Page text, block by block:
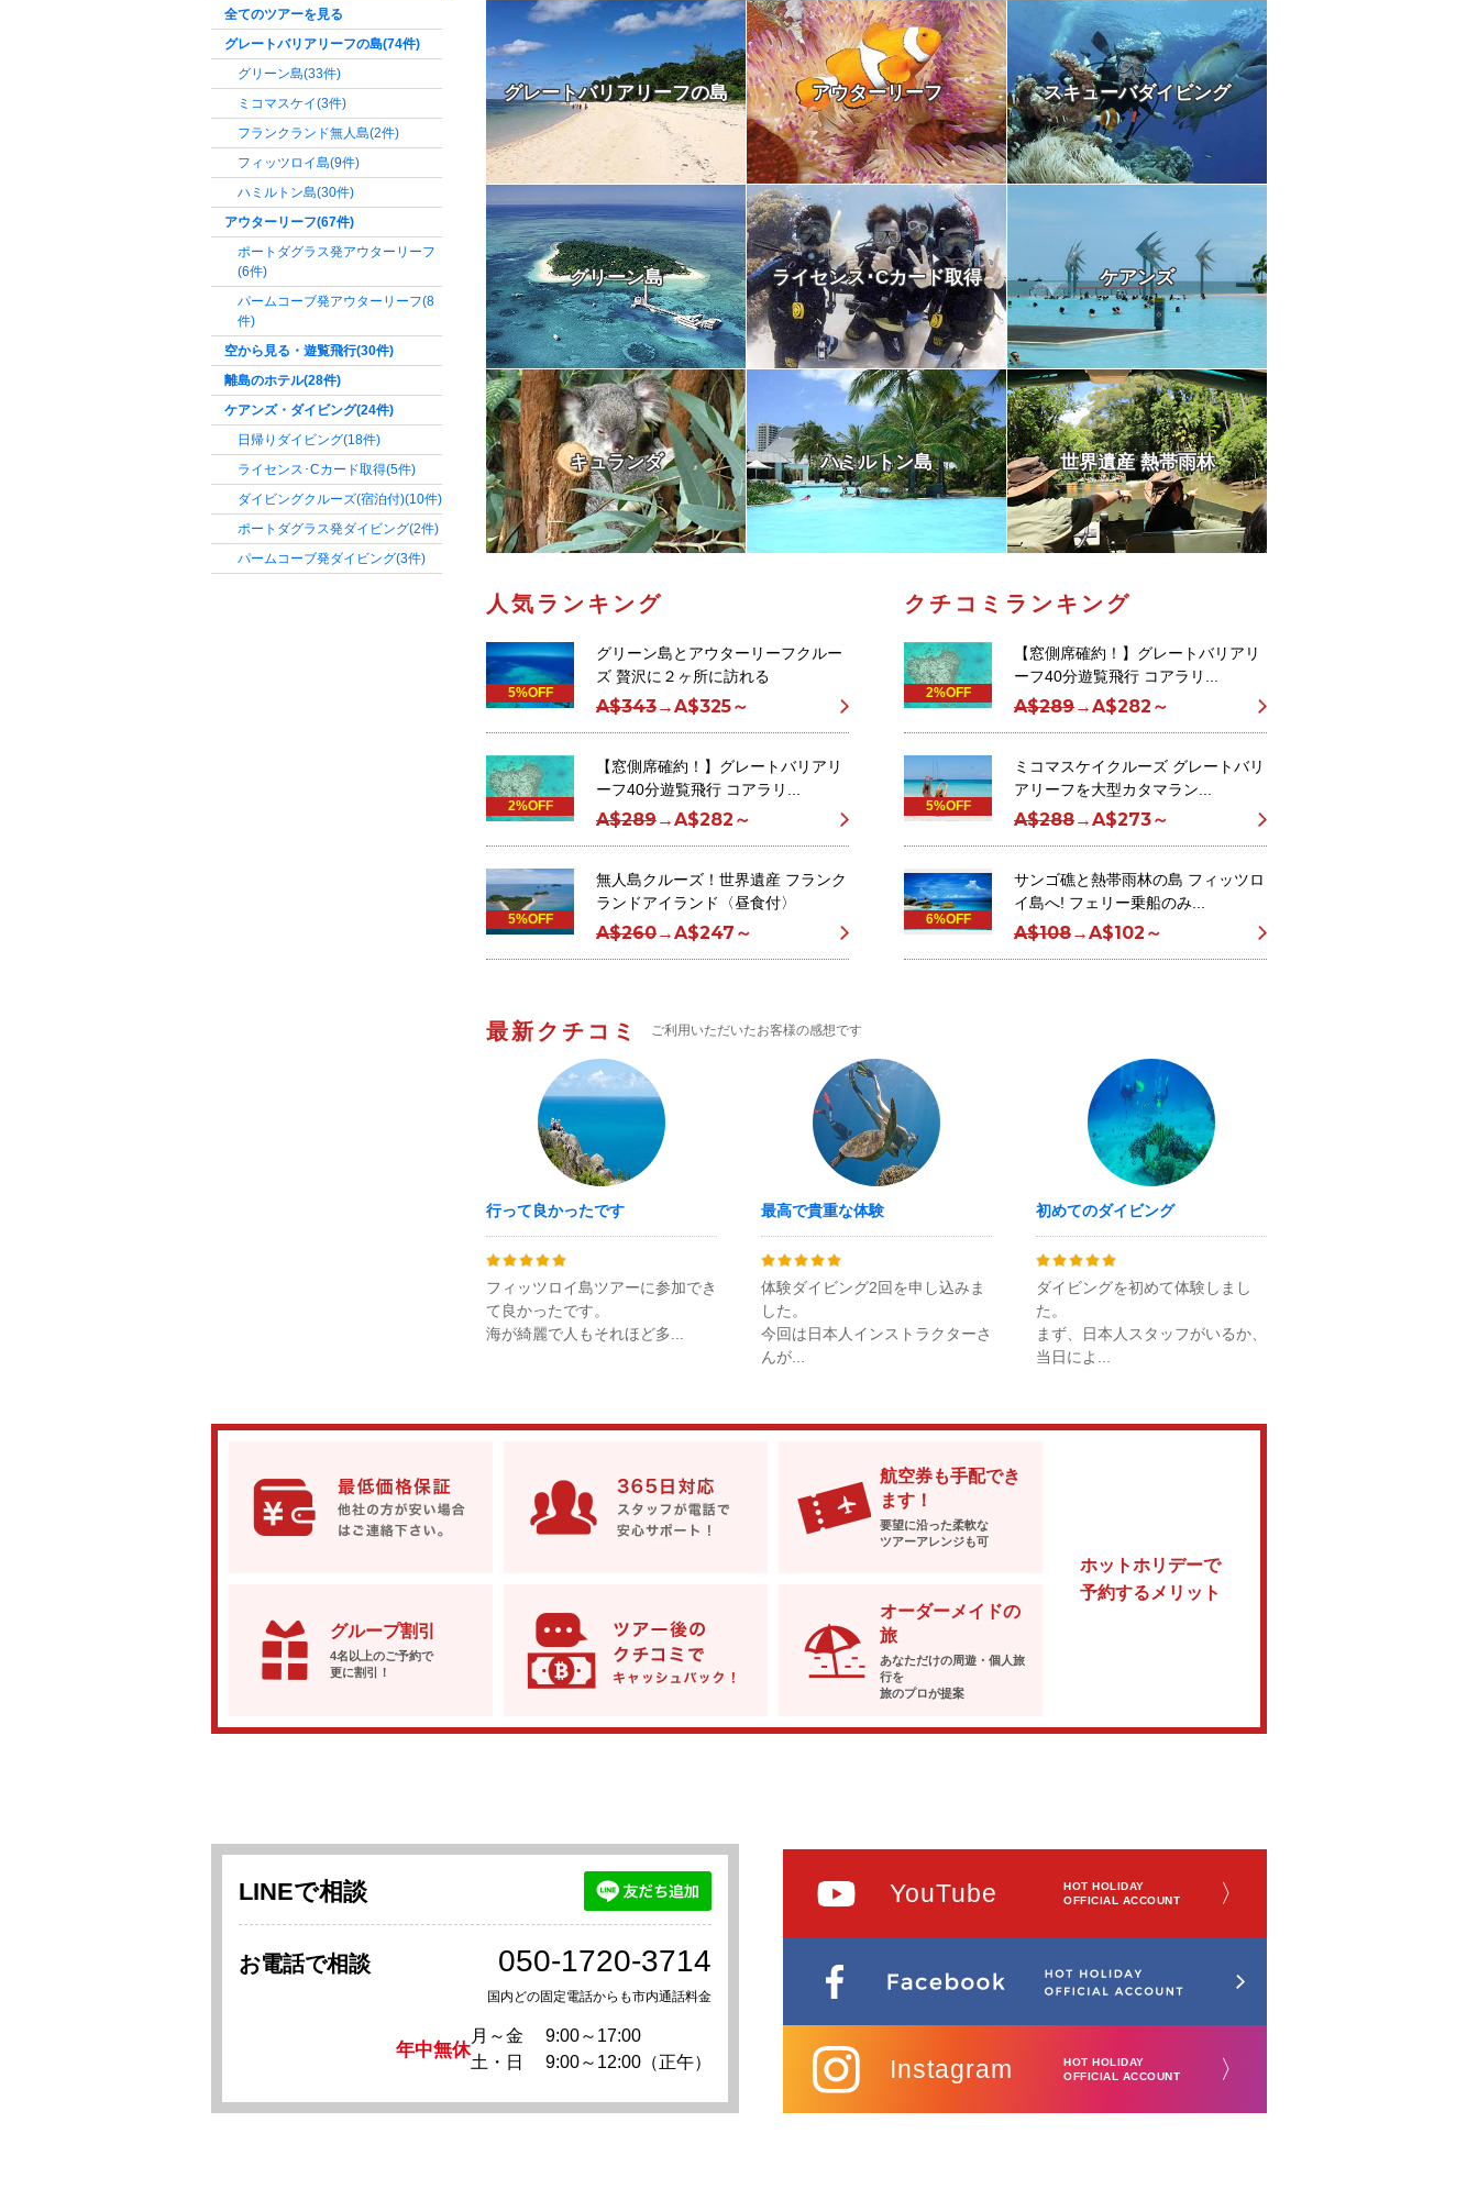
グレートバリアリーフの島 アウターリーフ スキューバダイビング
グリーン島 ライセンス･Cカード取得 ケアンズ
キュランダ ハミルトン島 世界遺産 熱帯雨林
人気ランキング
5%OFF
グリーン島とアウターリーフクルー
ズ 贅沢に２ヶ所に訪れる
A$343→A$325～
2%OFF
【窓側席確約！】グレートバリアリ
ーフ40分遊覧飛行 コアラリ...
A$289→A$282～
5%OFF
無人島クルーズ！世界遺産 フランク
ランドアイランド〈昼食付〉
A$260→A$247～
クチコミランキング
2%OFF
【窓側席確約！】グレートバリアリ
ーフ40分遊覧飛行 コアラリ...
A$289→A$282～
5%OFF
ミコマスケイクルーズ グレートバリ
アリーフを大型カタマラン...
A$288→A$273～
6%OFF
サンゴ礁と熱帯雨林の島 フィッツロ
イ島へ! フェリー乗船のみ...
A$108→A$102～
最新クチコミ ご利用いただいたお客様の感想です
行って良かったです
フィッツロイ島ツアーに参加でき
て良かったです。
海が綺麗で人もそれほど多...
最高で貴重な体験
体験ダイビング2回を申し込みま
した。
今回は日本人インストラクターさ
んが...
初めてのダイビング
ダイビングを初めて体験しまし
た。
まず、日本人スタッフがいるか、
当日によ...
全てのツアーを見る
グレートバリアリーフの島(74件)
グリーン島(33件)
ミコマスケイ(3件)
フランクランド無人島(2件)
フィッツロイ島(9件)
ハミルトン島(30件)
アウターリーフ(67件)
ポートダグラス発アウターリーフ
(6件)
パームコーブ発アウターリーフ(8
件)
空から見る・遊覧飛行(30件)
離島のホテル(28件)
ケアンズ・ダイビング(24件)
日帰りダイビング(18件)
ライセンス･Cカード取得(5件)
ダイビングクルーズ(宿泊付)(10件)
ポートダグラス発ダイビング(2件)
パームコーブ発ダイビング(3件)
ホットホリデーで
予約するメリット
航空券も手配でき
ます！
要望に沿った柔軟な
ツアーアレンジも可
グループ割引
4名以上のご予約で
更に割引！
オーダーメイドの
旅
あなただけの周遊・個人旅
行を
旅のプロが提案
LINEで相談
お電話で相談 050-1720-3714
国内どの固定電話からも市内通話料金
年中無休
月～金
9:00～17:00
土・日
9:00～12:00（正午）
YouTube
HOT HOLIDAY
OFFICIAL ACCOUNT
〉
Instagram
HOT HOLIDAY
OFFICIAL ACCOUNT
〉